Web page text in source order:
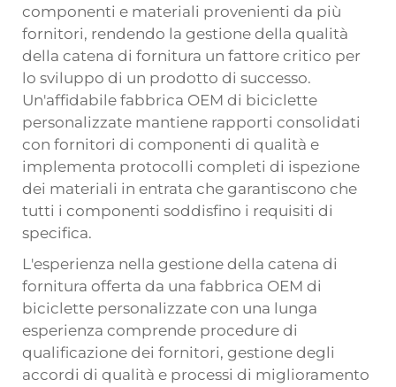
componenti e materiali provenienti da più
fornitori, rendendo la gestione della qualità
della catena di fornitura un fattore critico per
lo sviluppo di un prodotto di successo.
Un'affidabile fabbrica OEM di biciclette
personalizzate mantiene rapporti consolidati
con fornitori di componenti di qualità e
implementa protocolli completi di ispezione
dei materiali in entrata che garantiscono che
tutti i componenti soddisfino i requisiti di
specifica.
L'esperienza nella gestione della catena di
fornitura offerta da una fabbrica OEM di
biciclette personalizzate con una lunga
esperienza comprende procedure di
qualificazione dei fornitori, gestione degli
accordi di qualità e processi di miglioramento